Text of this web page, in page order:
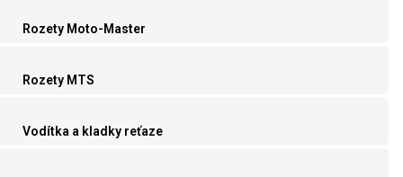
Rozety Moto-Master
Rozety MTS
Vodítka a kladky reťaze